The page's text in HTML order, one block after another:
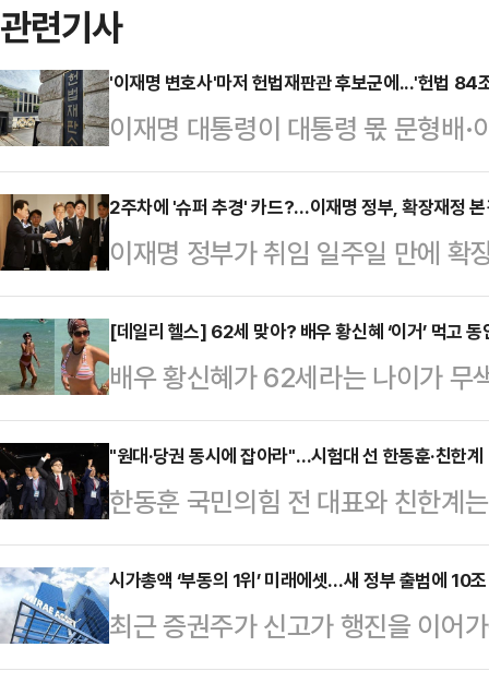
관련기사
'이재명 변호사'마저 헌법재판관 후보군에...'헌법 84
이재명 대통령이 대통령 몫 문형배
군을 압축해 놓은 것으로 전해진 가
엽 변호사(53·사법연수원 27기)를
가 과거 이 대통령의 주요 형사 재
가운데 헌법 84조 해석 문제와 '4심
법재판소를 둘러싼 각종 논란의 향
권에 따르면, 대통령실은 이 변호
원 부장판사, …
2주차에 '슈퍼 추경' 카드?…이재명 정부, 확장재정 본
이재명 정부가 취임 일주일 만에 확
가경정예산(추경) 논의에 본격 착
이블에 올린 것 자체가 재정 확대에
다.9일 대통령실에 따르면 이재명
관급과 실무자들이 참석한 가운데
직접 주재했다.본격적인 추경 논의
점을 지적하며 라면 한개가 2000
문제가 국민들에게 …
[데일리 헬스] 62세 맞아? 배우 황신혜 ‘이거’ 먹고
배우 황신혜가 62세라는 나이가 무
화제다.9일 황신혜는 자신의 소셜
변…#마요르카”라는 글과 함께 스
을 공개했다.사진 속 황신혜는 해변
움을 즐기고 있다. 특히 황신혜는
튼한 몸매를 자랑했다.황신혜 비키
고 눈부십니다”, “진짜 진짜 너무
머나 세상에~ 마…
"원대·당권 동시에 잡아라"…시험대 선 한동훈·친한계
한동훈 국민의힘 전 대표와 친한계
끼를 한 번에 잡을 수 있을까. 6·3
기 위한 모색이 파열음을 내며 이어
표 경선을 앞두고 한 전 대표와 친
집중되고 있다.9일 정치권에 따르
시가총액 ‘부동의 1위’ 미래에셋…새 정부 출범에 10
최근 증권주가 신고가 행진을 이어
도 더욱 치열해지고 있다. 새 정부